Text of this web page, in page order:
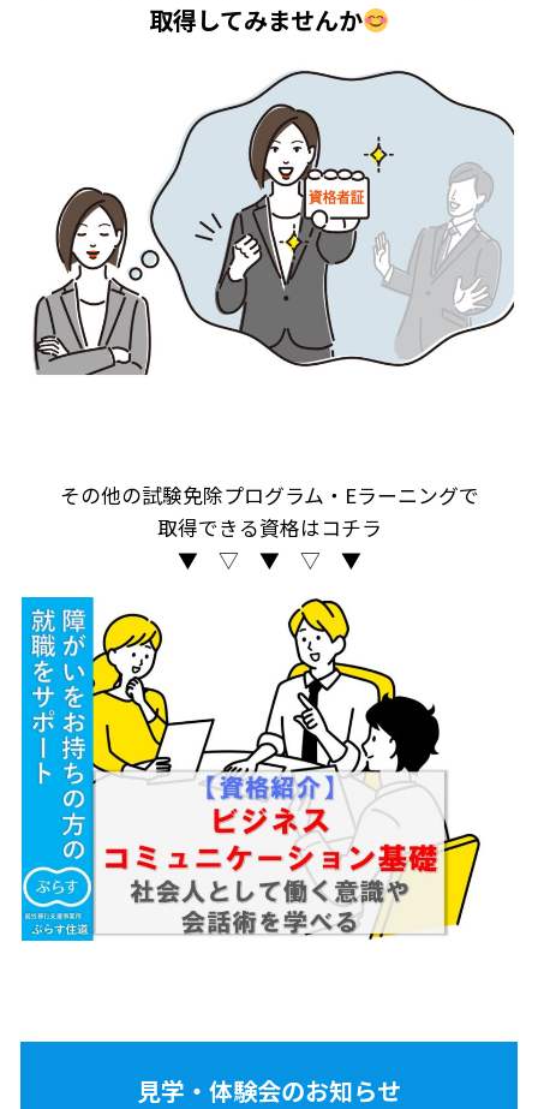
取得してみませんか
その他の試験免除プログラム・Eラーニングで
取得できる資格はコチラ
▼ ▽ ▼ ▽ ▼
見学・体験会のお知らせ